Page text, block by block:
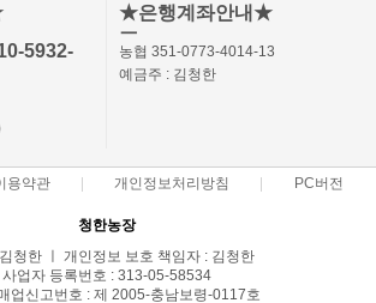
5932-
★은행계좌안내★
ㅡ
농협 351-0773-4014-13
예금주 : 김청한
용약관 개인정보처리방침 PC버전
청한농장
청한 ㅣ 개인정보 보호 책임자 : 김청한
사업자 등록번호 : 313-05-58534
업신고번호 : 제 2005-충남보령-0117호